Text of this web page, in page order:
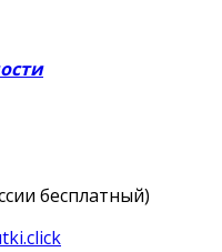
бесплатный)